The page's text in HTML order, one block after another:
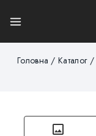
Головна / Каталог /